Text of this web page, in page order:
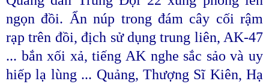
ngọn đồi. Ẩn núp trong đám cây cối rậm
rạp trên đồi, địch sử dụng trung liên, AK-47
... bắn xối xả, tiếng AK nghe sắc sảo và uy
hiếp lạ lùng ... Quảng, Thượng Sĩ Kiên, Hạ